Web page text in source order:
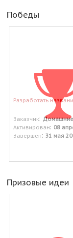
Победы
Разработать
Заказчик:
Активирован: 08
Завершён: 31 мая
Призовые идеи